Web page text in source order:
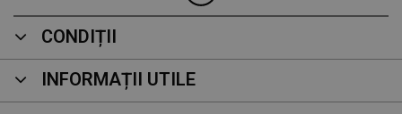
CONDIȚII
INFORMAȚII UTILE